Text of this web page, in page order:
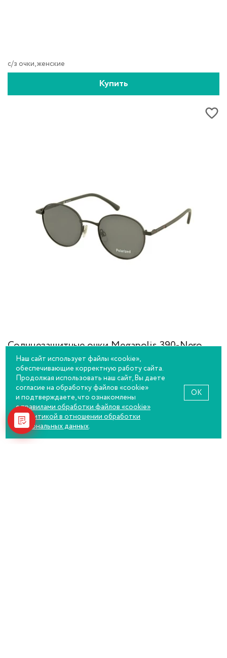
с/з очки, женские
Купить
Солнцезащитные очки Megapolis 390-Nero
8 300₽
6 640₽
Наш сайт использует файлы «cookie»,
обеспечивающие корректную работу сайта.
Продолжая использовать наш сайт, Вы даете
согласие на обработку файлов «cookie»
и подтверждаете, что ознакомлены
с правилами обработки файлов «cookie»
иполитикой в отношении обработки
персональных данных.
OK